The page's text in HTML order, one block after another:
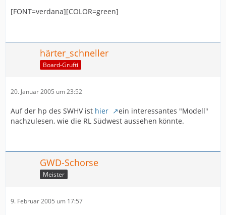
[FONT=verdana][COLOR=green]
härter_schneller
Board-Grufti
20. Januar 2005 um 23:52
Auf der hp des SWHV ist hier
ein interessantes "Modell"
nachzulesen, wie die RL Südwest aussehen könnte.
GWD-Schorse
Meister
9. Februar 2005 um 17:57